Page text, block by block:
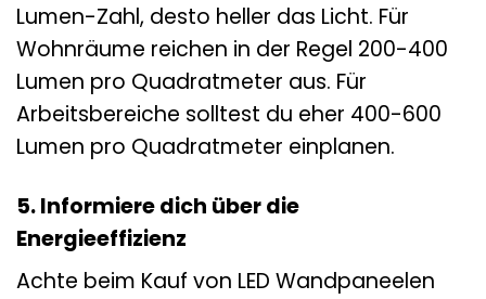
Lumen-Zahl, desto heller das Licht. Für
Wohnräume reichen in der Regel 200-400
Lumen pro Quadratmeter aus. Für
Arbeitsbereiche solltest du eher 400-600
Lumen pro Quadratmeter einplanen.
5. Informiere dich über die
Energieeffizienz
Achte beim Kauf von LED Wandpaneelen